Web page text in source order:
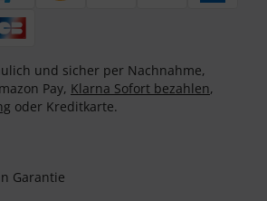
und sicher per Nachnahme,
Pay, Klarna Sofort bezahlen,
oder Kreditkarte.
Garantie